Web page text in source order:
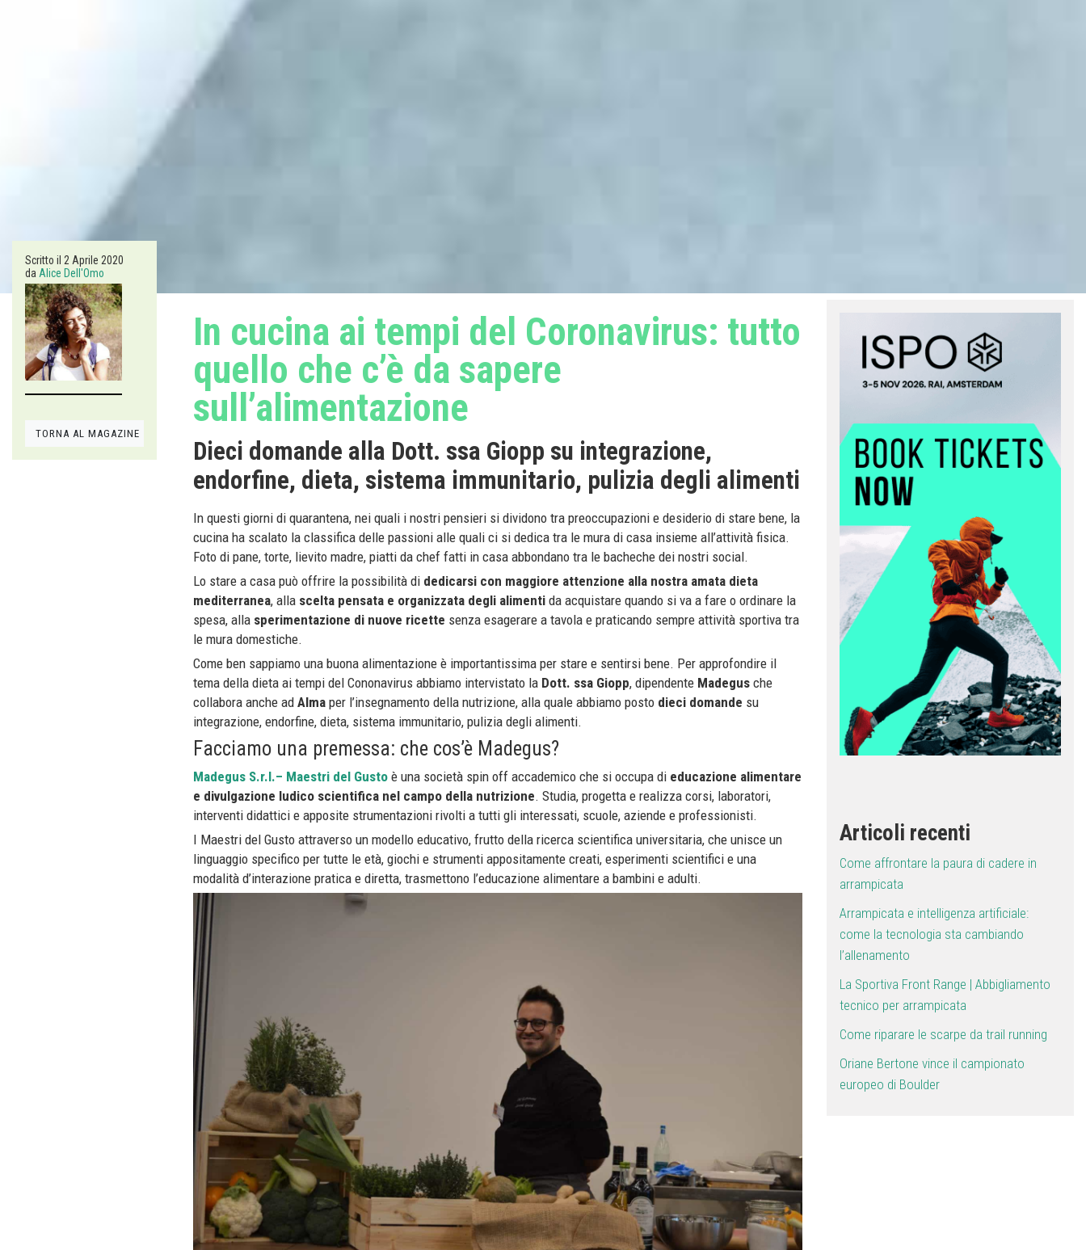
Scritto il 2 Aprile 2020
da Alice Dell'Omo
TORNA AL MAGAZINE
In cucina ai tempi del Coronavirus: tutto
quello che c’è da sapere
sull’alimentazione
Dieci domande alla Dott. ssa Giopp su integrazione,
endorfine, dieta, sistema immunitario, pulizia degli alimenti
In questi giorni di quarantena, nei quali i nostri pensieri si dividono tra preoccupazioni e desiderio di stare bene, la
cucina ha scalato la classifica delle passioni alle quali ci si dedica tra le mura di casa insieme all’attività fisica.
Foto di pane, torte, lievito madre, piatti da chef fatti in casa abbondano tra le bacheche dei nostri social.
Lo stare a casa può offrire la possibilità di dedicarsi con maggiore attenzione alla nostra amata dieta
mediterranea, alla scelta pensata e organizzata degli alimenti da acquistare quando si va a fare o ordinare la
spesa, alla sperimentazione di nuove ricette senza esagerare a tavola e praticando sempre attività sportiva tra
le mura domestiche.
Come ben sappiamo una buona alimentazione è importantissima per stare e sentirsi bene. Per approfondire il
tema della dieta ai tempi del Cononavirus abbiamo intervistato la Dott. ssa Giopp, dipendente Madegus che
collabora anche ad Alma per l’insegnamento della nutrizione, alla quale abbiamo posto dieci domande su
integrazione, endorfine, dieta, sistema immunitario, pulizia degli alimenti.
Facciamo una premessa: che cos’è Madegus?
Madegus S.r.l.– Maestri del Gusto è una società spin off accademico che si occupa di educazione alimentare
e divulgazione ludico scientifica nel campo della nutrizione. Studia, progetta e realizza corsi, laboratori,
interventi didattici e apposite strumentazioni rivolti a tutti gli interessati, scuole, aziende e professionisti.
I Maestri del Gusto attraverso un modello educativo, frutto della ricerca scientifica universitaria, che unisce un
linguaggio specifico per tutte le età, giochi e strumenti appositamente creati, esperimenti scientifici e una
modalità d’interazione pratica e diretta, trasmettono l’educazione alimentare a bambini e adulti.
Articoli recenti
Come affrontare la paura di cadere in
arrampicata
Arrampicata e intelligenza artificiale:
come la tecnologia sta cambiando
l’allenamento
La Sportiva Front Range | Abbigliamento
tecnico per arrampicata
Come riparare le scarpe da trail running
Oriane Bertone vince il campionato
europeo di Boulder